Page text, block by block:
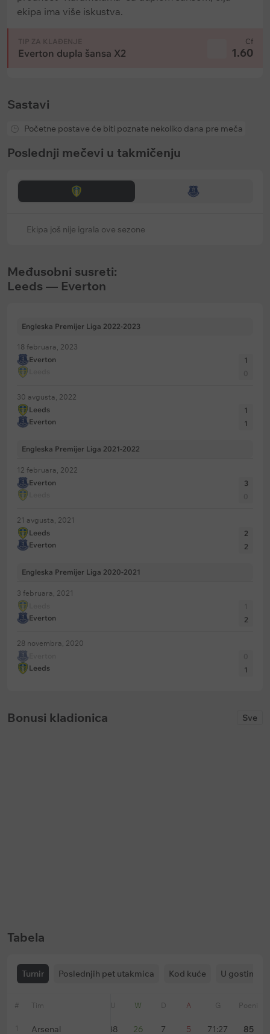
ekipa ima više iskustva.
TIP ZA KLAĐENJE
Everton dupla šansa X2
Cf
1.60
Sastavi
Početne postave će biti poznate nekoliko dana pre meča
Poslednji mečevi u takmičenju
Ekipa još nije igrala ove sezone
Međusobni susreti:
Leeds — Everton
Engleska Premijer Liga 2022-2023
18 februara, 2023
Everton
1
30 avgusta, 2022
Leeds
Everton
1
1
Engleska Premijer Liga 2021-2022
12 februara, 2022
Everton
3
21 avgusta, 2021
Leeds
Everton
2
2
Engleska Premijer Liga 2020-2021
3 februara, 2021
Everton
2
28 novembra, 2020
Leeds
1
Bonusi kladionica Sve
Tabela
Turnir Poslednjih pet utakmica Kod kuće U gostima
# Tim U W D A G Poeni
1 Arsenal 38 26 7 5 71:27 85